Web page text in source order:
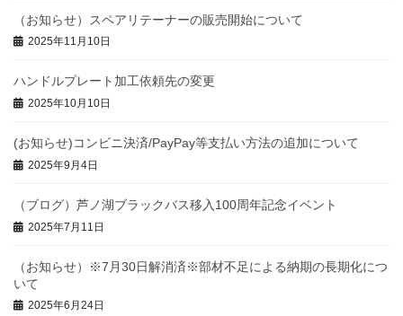
（お知らせ）スペアリテーナーの販売開始について
2025年11月10日
ハンドルプレート加工依頼先の変更
2025年10月10日
(お知らせ)コンビニ決済/PayPay等支払い方法の追加について
2025年9月4日
（ブログ）芦ノ湖ブラックバス移入100周年記念イベント
2025年7月11日
（お知らせ）※7月30日解消済※部材不足による納期の長期化につ
いて
2025年6月24日